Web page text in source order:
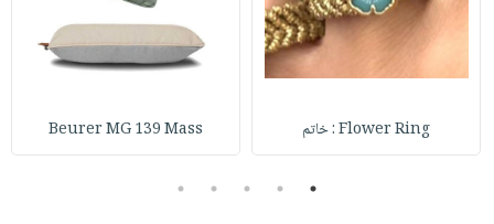
Flower Ring : خاتم Beurer MG 139 Mass
1
2
3
4
5